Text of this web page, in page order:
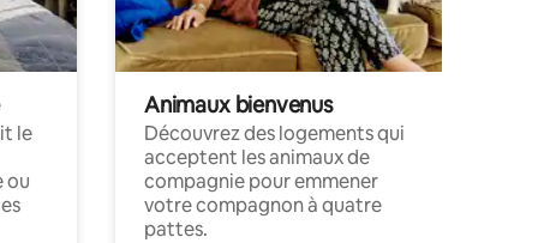
le
ou
Animaux bienvenus
Découvrez des logements qui
acceptent les animaux de
compagnie pour emmener
votre compagnon à quatre
pattes.